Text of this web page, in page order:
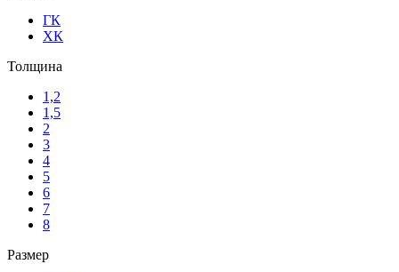
ГК
ХК
Толщина
1,2
1,5
2
3
4
5
6
7
8
Размер